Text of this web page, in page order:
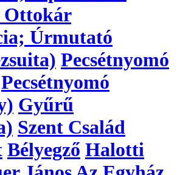
Ottokár
Úrmutató
Pecsétnyomó
Pecsétnyomó
Gyűrű
Szent Család
Bélyegző Halotti